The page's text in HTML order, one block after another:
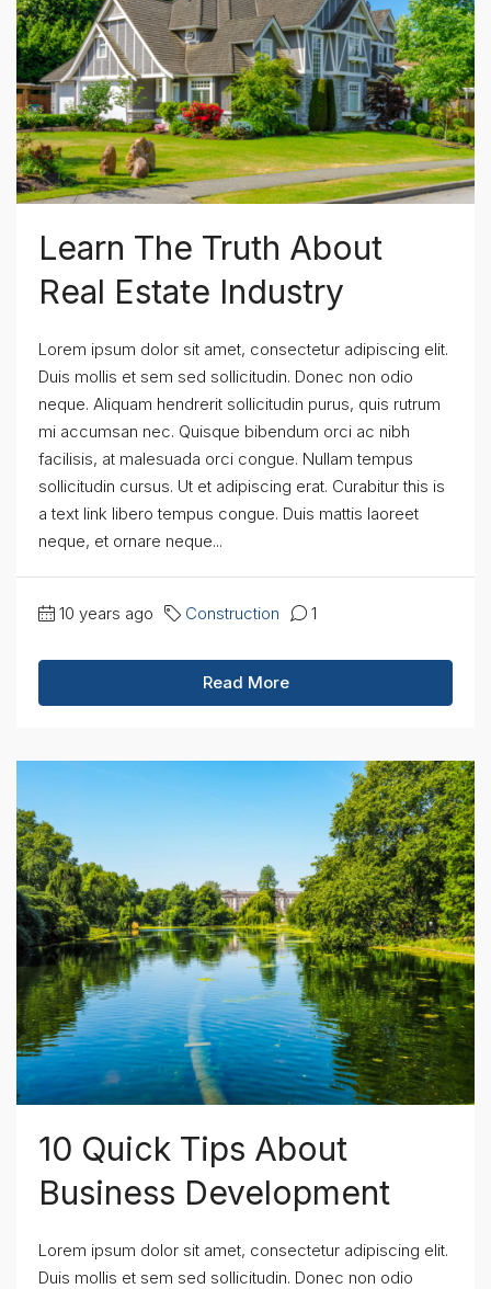
Learn The Truth About
Real Estate Industry
Lorem ipsum dolor sit amet, consectetur adipiscing elit.
Duis mollis et sem sed sollicitudin. Donec non odio
neque. Aliquam hendrerit sollicitudin purus, quis rutrum
mi accumsan nec. Quisque bibendum orci ac nibh
facilisis, at malesuada orci congue. Nullam tempus
sollicitudin cursus. Ut et adipiscing erat. Curabitur this is
a text link libero tempus congue. Duis mattis laoreet
neque, et ornare neque...
10 years ago Construction 1
Read More
10 Quick Tips About
Business Development
Lorem ipsum dolor sit amet, consectetur adipiscing elit.
Duis mollis et sem sed sollicitudin. Donec non odio